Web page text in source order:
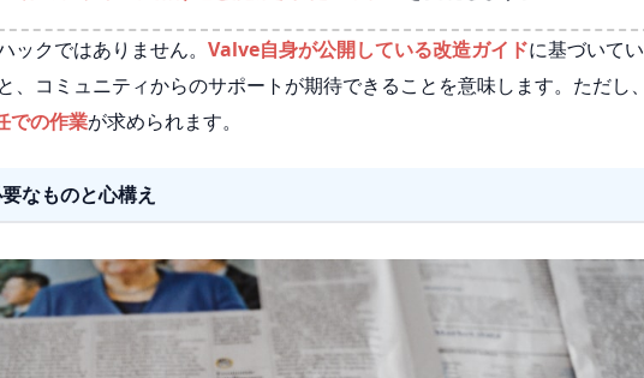
ックではありません。 Valve自身が公開している改造ガイドに基づいてい
、コミュニティからのサポートが期待できることを意味します。ただし、
での作業が求められます。
なものと心構え